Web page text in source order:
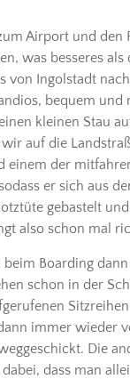
Airport und den
was besseres als
von Ingolstadt
bequem und
kleinen Stau
auf die
einem der
er sich aus
gebastelt
also schon mal
beim Boarding
schon in der
immer wieder
Die
dass man